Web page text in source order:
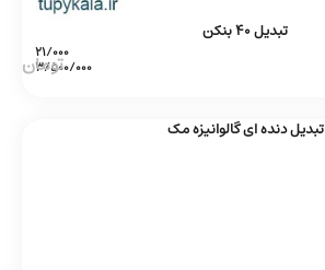
تبدیل 40 بنکن
تبدیل دنده ای گالوانیزه مک